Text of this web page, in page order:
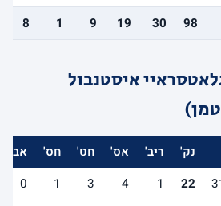
98
30
19
9
1
8
איסטנבול
נק' ריב' אס' חט' חס'
אב'
22
1
4
3
1
0